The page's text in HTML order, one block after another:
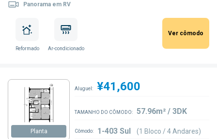
Panorama em RV
Reformado Ar-condicionado
Ver cômodo
Planta
Aluguel: ¥41,600
TAMANHO DO CÔMODO: 57.96m² / 3DK
Cômodo: 1-403 Sul (1 Bloco / 4 Andares)